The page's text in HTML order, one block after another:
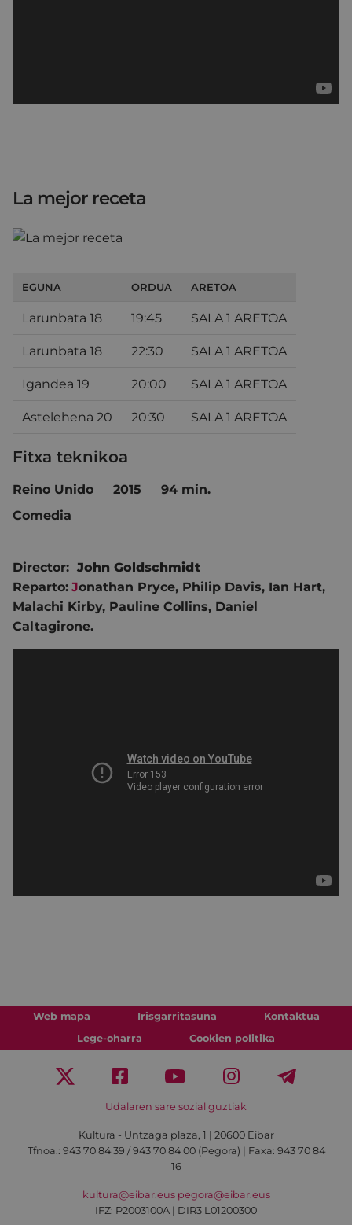
La mejor receta
EGUNA ORDUA ARETOA
Larunbata 18 19:45 SALA 1 ARETOA
Larunbata 18 22:30 SALA 1 ARETOA
Igandea 19 20:00 SALA 1 ARETOA
Astelehena 20 20:30 SALA 1 ARETOA
Fitxa teknikoa
Reino Unido 2015 94 min.
Comedia
Director: John Goldschmidt
Reparto: Jonathan Pryce, Philip Davis, Ian Hart,
Malachi Kirby, Pauline Collins, Daniel
Caltagirone.
Web mapa Irisgarritasuna
Kontaktua
Lege-oharra
Cookien politika
Udalaren sare sozial guztiak
Kultura - Untzaga plaza, 1 | 20600 Eibar
Tfnoa.: 943 70 84 39 / 943 70 84 00 (Pegora) | Faxa: 943 70 84
16
kultura@eibar.eus pegora@eibar.eus
IFZ: P2003100A | DIR3 L01200300